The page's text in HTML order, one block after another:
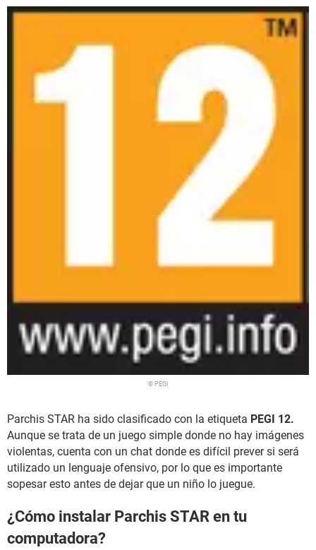
© PEGI
Parchis STAR ha sido clasificado con la etiqueta PEGI 12.
Aunque se trata de un juego simple donde no hay imágenes
violentas, cuenta con un chat donde es difícil prever si será
utilizado un lenguaje ofensivo, por lo que es importante
sopesar esto antes de dejar que un niño lo juegue.
¿Cómo instalar Parchis STAR en tu
computadora?